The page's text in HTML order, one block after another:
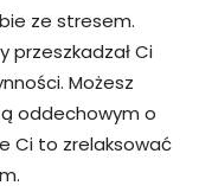
ze stresem.
przeszkadzał Ci
Możesz
oddechowym o
Ci to zrelaksować